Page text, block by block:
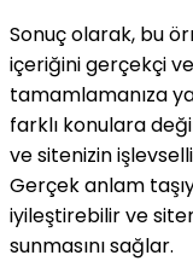
Sonuç olarak, bu
içeriğini gerçekçi
tamamlamanıza
farklı konulara
ve sitenizin
Gerçek anlam
iyileştirebilir ve
sunmasını sağlar.